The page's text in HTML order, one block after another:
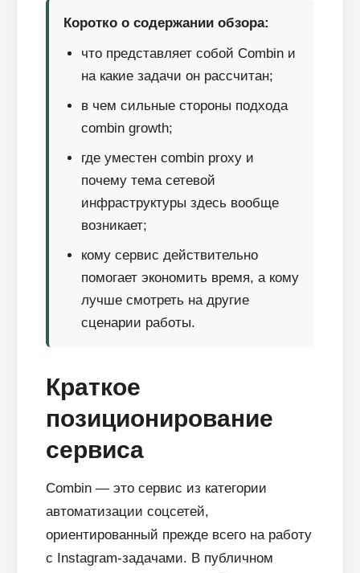
Коротко о содержании обзора:
что представляет собой Combin и
на какие задачи он рассчитан;
в чем сильные стороны подхода
combin growth;
где уместен combin proxy и
почему тема сетевой
инфраструктуры здесь вообще
возникает;
кому сервис действительно
помогает экономить время, а кому
лучше смотреть на другие
сценарии работы.
Краткое
позиционирование
сервиса
Combin — это сервис из категории
автоматизации соцсетей,
ориентированный прежде всего на работу
с Instagram-задачами. В публичном